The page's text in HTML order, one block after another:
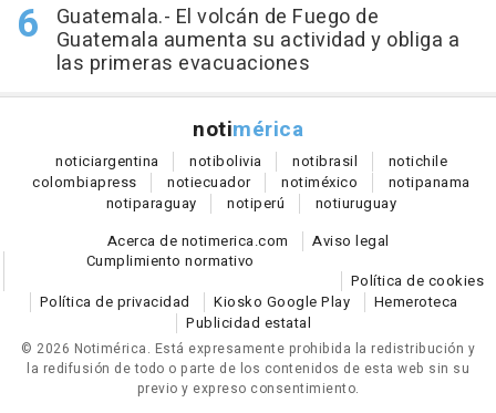
Guatemala.- El volcán de Fuego de
Guatemala aumenta su actividad y obliga a
las primeras evacuaciones
notimérica
noticiargentina notibolivia notibrasil notichile
colombiapress notiecuador notiméxico notipanama
notiparaguay notiperú notiuruguay
Acerca de notimerica.com
Aviso legal
Cumplimiento normativo
Política de cookies
Política de privacidad
Kiosko Google Play
Hemeroteca
Publicidad estatal
© 2026 Notimérica. Está expresamente prohibida la redistribución y
la redifusión de todo o parte de los contenidos de esta web sin su
previo y expreso consentimiento.